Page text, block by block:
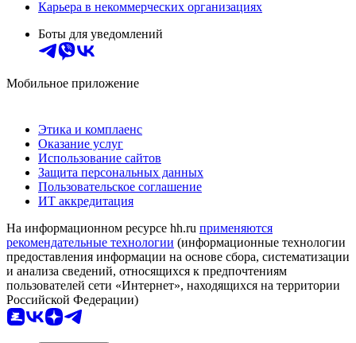
Карьера в некоммерческих организациях
Боты для уведомлений
Мобильное приложение
Этика и комплаенс
Оказание услуг
Использование сайтов
Защита персональных данных
Пользовательское соглашение
ИТ аккредитация
На информационном ресурсе hh.ru применяются
рекомендательные технологии (информационные технологии
предоставления информации на основе сбора, систематизации
и анализа сведений, относящихся к предпочтениям
пользователей сети «Интернет», находящихся на территории
Российской Федерации)